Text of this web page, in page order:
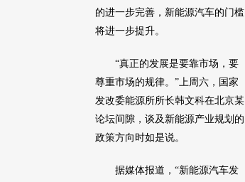
的进一步完善， 新能源汽车的门槛
将进一步提升。
“真正的发展是要靠市场，要
尊重市场的规律。”上周六，国家
发改委能源所所长韩文科在北京某
论坛间隙，谈及 新能源产业规划的
政策方向时如是说。
据媒体报道，“新能源汽车发